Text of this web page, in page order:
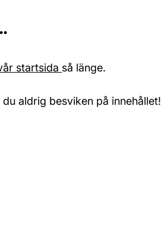
startsida så länge.
aldrig besviken på innehållet!